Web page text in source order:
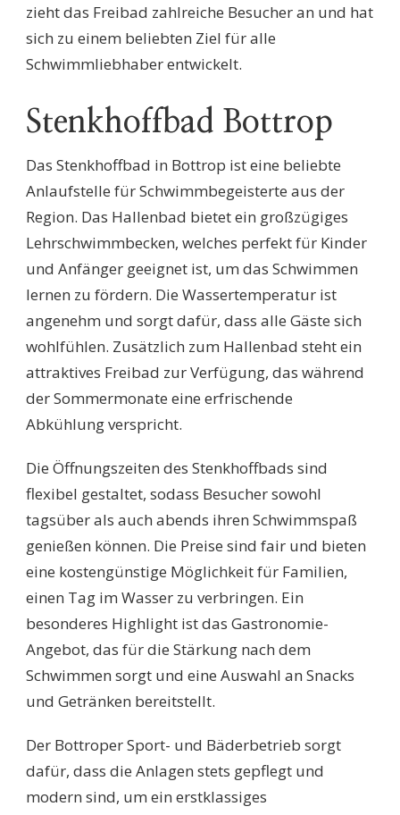
zieht das Freibad zahlreiche Besucher an und hat
sich zu einem beliebten Ziel für alle
Schwimmliebhaber entwickelt.
Stenkhoffbad Bottrop
Das Stenkhoffbad in Bottrop ist eine beliebte
Anlaufstelle für Schwimmbegeisterte aus der
Region. Das Hallenbad bietet ein großzügiges
Lehrschwimmbecken, welches perfekt für Kinder
und Anfänger geeignet ist, um das Schwimmen
lernen zu fördern. Die Wassertemperatur ist
angenehm und sorgt dafür, dass alle Gäste sich
wohlfühlen. Zusätzlich zum Hallenbad steht ein
attraktives Freibad zur Verfügung, das während
der Sommermonate eine erfrischende
Abkühlung verspricht.
Die Öffnungszeiten des Stenkhoffbads sind
flexibel gestaltet, sodass Besucher sowohl
tagsüber als auch abends ihren Schwimmspaß
genießen können. Die Preise sind fair und bieten
eine kostengünstige Möglichkeit für Familien,
einen Tag im Wasser zu verbringen. Ein
besonderes Highlight ist das Gastronomie-
Angebot, das für die Stärkung nach dem
Schwimmen sorgt und eine Auswahl an Snacks
und Getränken bereitstellt.
Der Bottroper Sport- und Bäderbetrieb sorgt
dafür, dass die Anlagen stets gepflegt und
modern sind, um ein erstklassiges